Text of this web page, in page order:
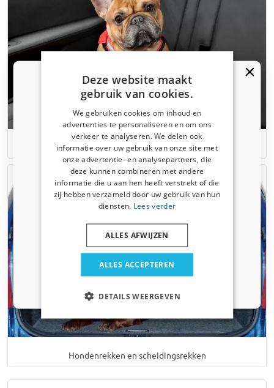
Huisdier accessoires
Hondenrekken en scheidingsrekken
Deze website maakt
gebruik van cookies.
We gebruiken cookies om inhoud en
advertenties te personaliseren en om ons
verkeer te analyseren. We delen ook
informatie over uw gebruik van onze site met
onze advertentie- en analysepartners, die
deze kunnen combineren met andere
informatie die u aan hen heeft verstrekt of die
zij hebben verzameld door uw gebruik van hun
diensten. Lees verder
ALLES ACCEPTEREN
ALLES AFWIJZEN
DETAILS WEERGEVEN
Kortingscode van 5% ontvangen?
Vertel ons waar u voor winkelt om uw korting te
ontvangen. Ik winkel voor mijn:
Auto
Huisdier